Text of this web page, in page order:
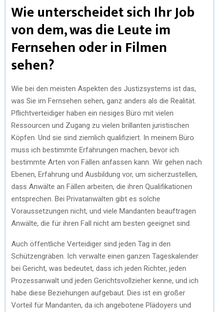
Wie unterscheidet sich Ihr Job
von dem, was die Leute im
Fernsehen oder in Filmen
sehen?
Wie bei den meisten Aspekten des Justizsystems ist das,
was Sie im Fernsehen sehen, ganz anders als die Realität.
Pflichtverteidiger haben ein riesiges Büro mit vielen
Ressourcen und Zugang zu vielen brillanten juristischen
Köpfen. Und sie sind ziemlich qualifiziert. In meinem Büro
muss ich bestimmte Erfahrungen machen, bevor ich
bestimmte Arten von Fällen anfassen kann. Wir gehen nach
Ebenen, Erfahrung und Ausbildung vor, um sicherzustellen,
dass Anwälte an Fällen arbeiten, die ihren Qualifikationen
entsprechen. Bei Privatanwälten gibt es solche
Voraussetzungen nicht, und viele Mandanten beauftragen
Anwälte, die für ihren Fall nicht am besten geeignet sind.
Auch öffentliche Verteidiger sind jeden Tag in den
Schützengräben. Ich verwalte einen ganzen Tageskalender
bei Gericht, was bedeutet, dass ich jeden Richter, jeden
Prozessanwalt und jeden Gerichtsvollzieher kenne, und ich
habe diese Beziehungen aufgebaut. Dies ist ein großer
Vorteil für Mandanten, da ich angebotene Plädoyers und